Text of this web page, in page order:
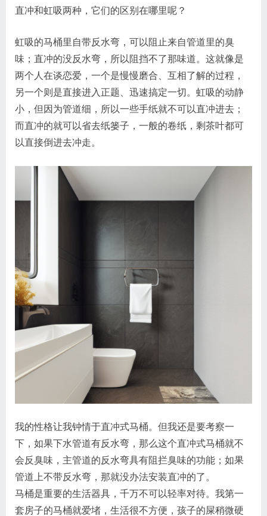
直冲和虹吸两种，它们的区别在哪里呢？
虹吸的马桶里自带反水弯，可以阻止来自管道里的臭
味；直冲的没反水弯，所以阻挡不了那味道。这就像是
两个人在谈恋爱，一个是慢慢磨合、互相了解的过程，
另一个则是直接进入正题、迅速搞定一切。虹吸的动静
小，但因为管道细，所以一些手纸就不可以直冲进去；
而直冲的就可以省去纸篓子，一般的卷纸，剩茶叶都可
以直接倒进去冲走。
我的性格让我钟情于直冲式马桶。但我还是要考察一
下，如果下水管道有反水弯，那么这个直冲式马桶就不
会反臭味，主管道的反水弯具有阻拦臭味的功能；如果
管道上不带反水弯，那就没办法安装直冲的了。
马桶是重要的生活器具，千万不可以轻率对待。我第一
套房子的马桶就爱堵，生活很不方便，孩子的屎稍微硬